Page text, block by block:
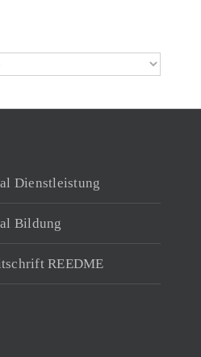
Dienstleistung
Bildung
REEDME